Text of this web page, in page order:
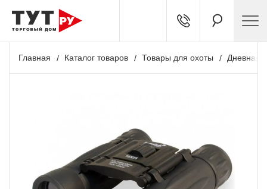
Главная Каталог товаров Товары для охоты Дневная